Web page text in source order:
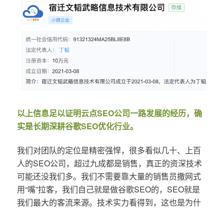
以上信息足以证明云点SEO公司一路发展的经历，确
实是长期深耕谷歌SEO优化行业。
我们对团队的定位是精密强悍，很多看似几十、上百
人的SEO公司，超过九成都是销售，真正的资深技术
可能还没我们多。我们不需要靠大量的销售员撒网式
用“嘴”拉客，我们自己就是做谷歌SEO的，SEO就是
我们最大的客流来源。技术实力看得到，这也是为什